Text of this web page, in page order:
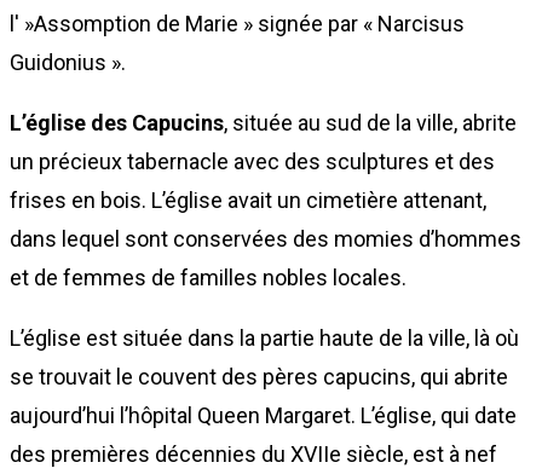
l' »Assomption de Marie » signée par « Narcisus
Guidonius ».
L’église des Capucins, située au sud de la ville, abrite
un précieux tabernacle avec des sculptures et des
frises en bois. L’église avait un cimetière attenant,
dans lequel sont conservées des momies d’hommes
et de femmes de familles nobles locales.
L’église est située dans la partie haute de la ville, là où
se trouvait le couvent des pères capucins, qui abrite
aujourd’hui l’hôpital Queen Margaret. L’église, qui date
des premières décennies du XVIIe siècle, est à nef